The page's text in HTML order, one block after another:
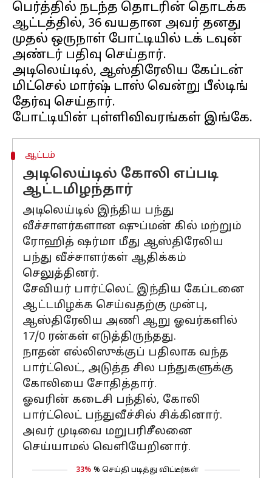
பெர்த்தில் நடந்த தொடரின் தொடக்க
ஆட்டத்தில், 36 வயதான அவர் தனது
முதல் ஒருநாள் போட்டியில் டக் டவுன்
அண்டர் பதிவு செய்தார்.
அடிலெய்டில், ஆஸ்திரேலிய கேப்டன்
மிட்செல் மார்ஷ் டாஸ் வென்று பீல்டிங்
தேர்வு செய்தார்.
ஆட்டம்
அடிலெய்டில் கோலி எப்படி
ஆட்டமிழந்தார்
அடிலெய்டில் இந்திய பந்து
வீச்சாளர்களான ஷுப்மன் கில் மற்றும்
ரோஹித் ஷர்மா மீது ஆஸ்திரேலிய
பந்து வீச்சாளர்கள் ஆதிக்கம்
செலுத்தினர்.
சேவியர் பார்ட்லெட் இந்திய கேப்டனை
ஆட்டமிழக்க செய்வதற்கு முன்பு,
ஆஸ்திரேலிய அணி ஆறு ஓவர்களில்
17/0 ரன்கள் எடுத்திருந்தது.
நாதன் எல்லிஸுக்குப் பதிலாக வந்த
பார்ட்லெட், அடுத்த சில பந்துகளுக்கு
கோலியை சோதித்தார்.
ஓவரின் கடைசி பந்தில், கோலி
பார்ட்லெட் பந்துவீச்சில் சிக்கினார்.
அவர் முடிவை மறுபரிசீலனை
செய்யாமல் வெளியேறினார்.
33% % செய்தி படித்து விட்டீர்கள்